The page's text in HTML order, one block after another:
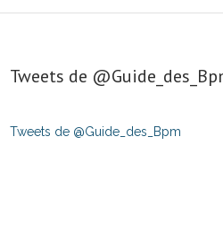
Tweets de
Tweets de @Guide_des_Bpm